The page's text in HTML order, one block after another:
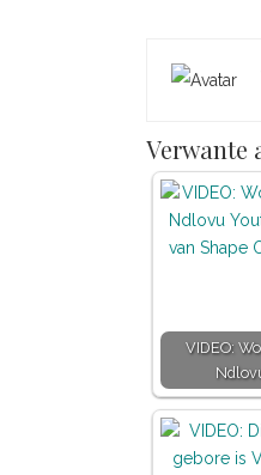
Verwante
VIDEO: